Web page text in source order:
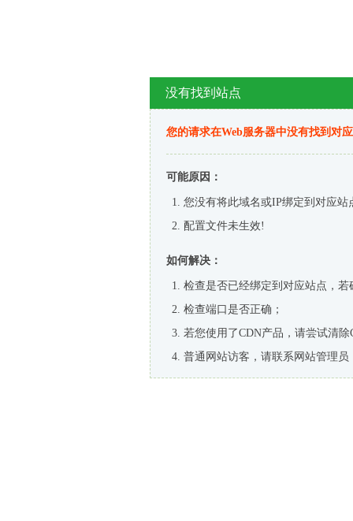
没有找到站点
您的请求在Web服务器中没有找到对
可能原因：
您没有将此域名或IP绑定到对应站
配置文件未生效!
如何解决：
检查是否已经绑定到对应站点，
检查端口是否正确；
若您使用了CDN产品，请尝试清除
普通网站访客，请联系网站管理员